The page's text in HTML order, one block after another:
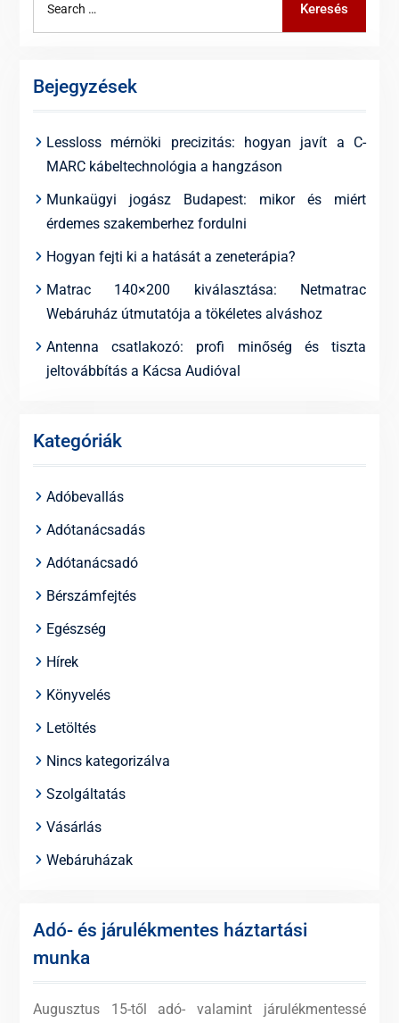
Keresés
Bejegyzések
Lessloss mérnöki precizitás: hogyan javít a C-
MARC kábeltechnológia a hangzáson
Munkaügyi jogász Budapest: mikor és miért
érdemes szakemberhez fordulni
Hogyan fejti ki a hatását a zeneterápia?
Matrac 140×200 kiválasztása: Netmatrac
Webáruház útmutatója a tökéletes alváshoz
Antenna csatlakozó: profi minőség és tiszta
jeltovábbítás a Kácsa Audióval
Kategóriák
Adóbevallás
Adótanácsadás
Adótanácsadó
Bérszámfejtés
Egészség
Hírek
Könyvelés
Letöltés
Nincs kategorizálva
Szolgáltatás
Vásárlás
Webáruházak
Adó- és járulékmentes háztartási
munka
Augusztus 15-től adó- valamint járulékmentessé